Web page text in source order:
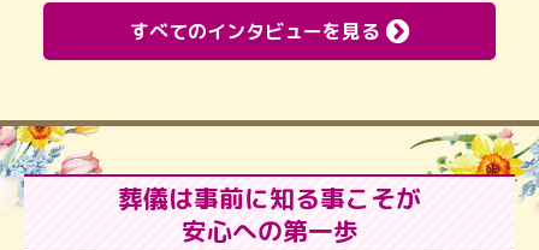
すべてのインタビューを見る
葬儀は事前に知る事こそが
安心への第一歩